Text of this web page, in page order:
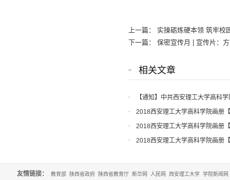
上一篇： 实操砺炼硬本领 筑牢校
下一篇： 保密宣传月 | 宣传片：
相关文章
【通知】中共西安理工大学高科
知
2018西安理工大学高科学院画册
2018西安理工大学高科学院画册
2018西安理工大学高科学院画册
友情链接： 教育部 陕西省政府 陕西省教育厅 新华网 人民网 西安理工大学 学院新闻网